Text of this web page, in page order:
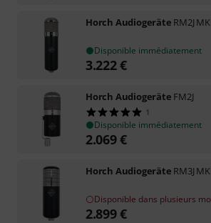
Horch Audiogeräte RM2J
Disponible immédiatement
3.222€
Horch Audiogeräte FM2J
1
Disponible immédiatement
2.069€
Horch Audiogeräte RM3J
Disponible dans plusieurs
2.899€